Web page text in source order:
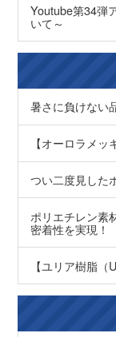
Youtube第34弾
いて～
暑さに負けない
【オーロラメッ
つい二度見した
ポリエチレン素
密着性を実現！
【ユリア樹脂（